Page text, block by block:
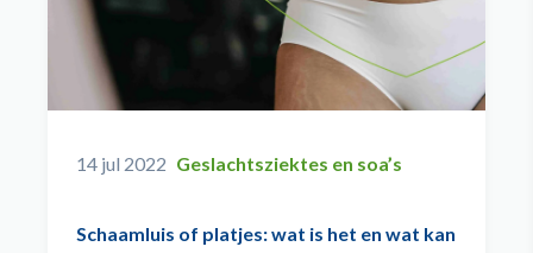
Schaamluis of platjes: wat is het en wat kan
14 jul 2022 Geslachtsziektes en soa’s